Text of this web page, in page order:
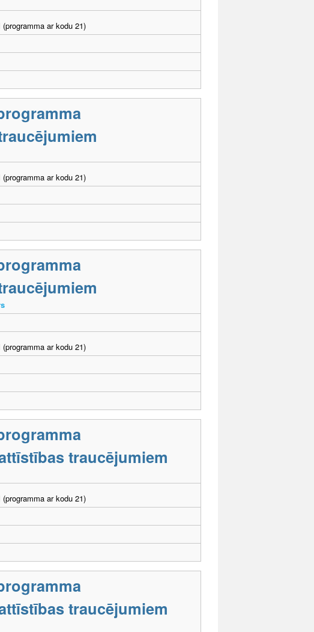
ar kodu 21)
ar kodu 21)
ar kodu 21)
traucējumiem
ar kodu 21)
traucējumiem